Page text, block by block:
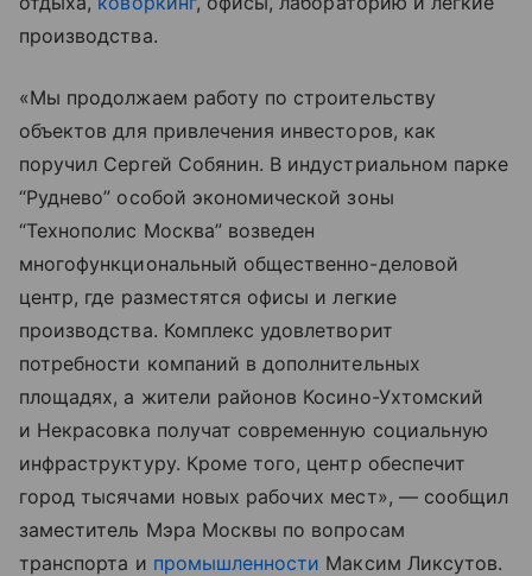
производства.
«Мы продолжаем работу по строительству
объектов для привлечения инвесторов, как
поручил Сергей Собянин. В индустриальном парке
“Руднево” особой экономической зоны
“Технополис Москва” возведен
многофункциональный общественно-деловой
центр, где разместятся офисы и легкие
производства. Комплекс удовлетворит
потребности компаний в дополнительных
площадях, а жители районов Косино-Ухтомский
и Некрасовка получат современную социальную
инфраструктуру. Кроме того, центр обеспечит
город тысячами новых рабочих мест», — сообщил
заместитель Мэра Москвы по вопросам
транспорта и промышленности Максим Ликсутов.